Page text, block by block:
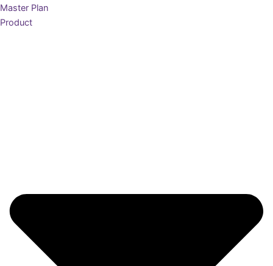
Master Plan
Product